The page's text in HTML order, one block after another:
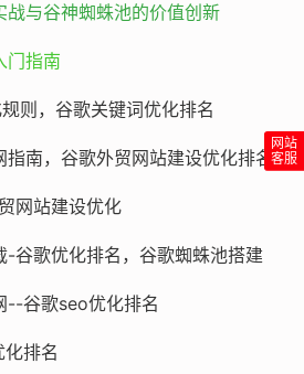
搜索优化的知识，通过优化网站
的关键词等手段，就有可能让自
键词
核心要素之一。在谷歌这个庞大
像是灯塔，为搜索引擎和用户之
杂的算法，搜索出与之相关的网
键词对于提高网站在搜索结果中
战与谷神蜘蛛池的价值创新
门指南
则，谷歌关键词优化排名
指南，谷歌外贸网站建设优化排名
网站建设优化
-谷歌优化排名，谷歌蜘蛛池搭建
--谷歌seo优化排名
排名